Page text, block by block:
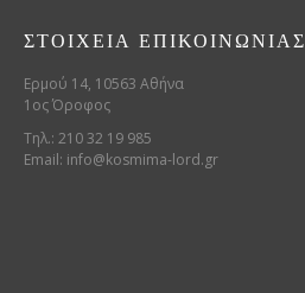
ΣΤΟΙΧΕΊΑ ΕΠΙΚΟΙΝΩΝΊΑΣ
Ερμού 14, 10563 Αθήνα
1ος Όροφος
Τηλ.: 210 32 19 985
Email: info@kosmima-lord.gr